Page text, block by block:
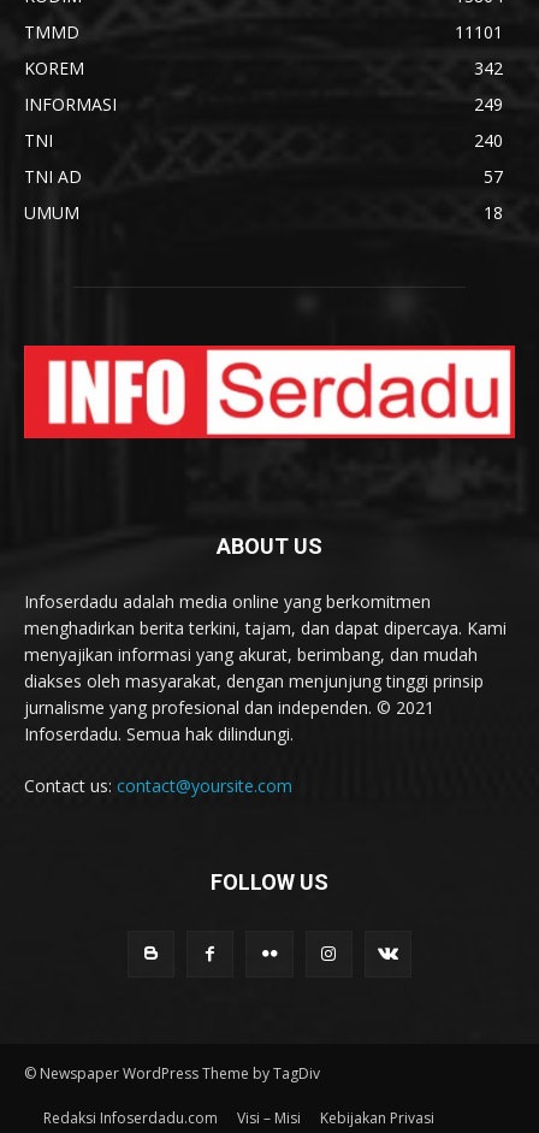
TMMD
11101
KOREM
342
INFORMASI
249
TNI
240
TNI AD
57
UMUM
18
ABOUT US
Infoserdadu adalah media online yang berkomitmen
menghadirkan berita terkini, tajam, dan dapat dipercaya. Kami
menyajikan informasi yang akurat, berimbang, dan mudah
diakses oleh masyarakat, dengan menjunjung tinggi prinsip
jurnalisme yang profesional dan independen. © 2021
Infoserdadu. Semua hak dilindungi.
Contact us: contact@yoursite.com
FOLLOW US
© Newspaper WordPress Theme by TagDiv
Redaksi Infoserdadu.com Visi – Misi Kebijakan Privasi